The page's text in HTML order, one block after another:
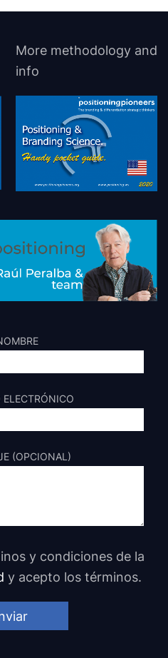
More methodology and
info
ELECTRÓNICO
(OPCIONAL)
y condiciones de la
y acepto los términos.